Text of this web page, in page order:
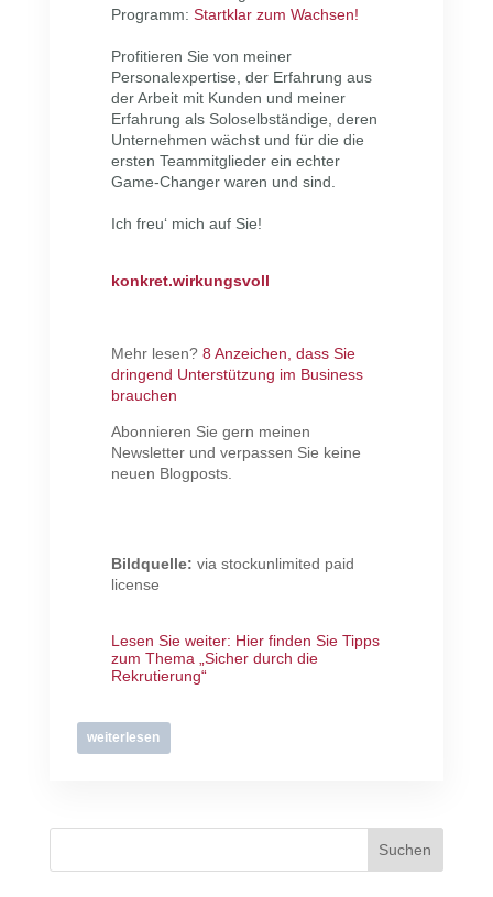
Programm: Startklar zum Wachsen!
Profitieren Sie von meiner
Personalexpertise, der Erfahrung aus
der Arbeit mit Kunden und meiner
Erfahrung als Soloselbständige, deren
Unternehmen wächst und für die die
ersten Teammitglieder ein echter
Game-Changer waren und sind.
Ich freu‘ mich auf Sie!
konkret.wirkungsvoll
Mehr lesen? 8 Anzeichen, dass Sie
dringend Unterstützung im Business
brauchen
Abonnieren Sie gern meinen
Newsletter und verpassen Sie keine
neuen Blogposts.
Bildquelle: via stockunlimited paid
license
Lesen Sie weiter: Hier finden Sie Tipps
zum Thema „Sicher durch die
Rekrutierung“
weiterlesen